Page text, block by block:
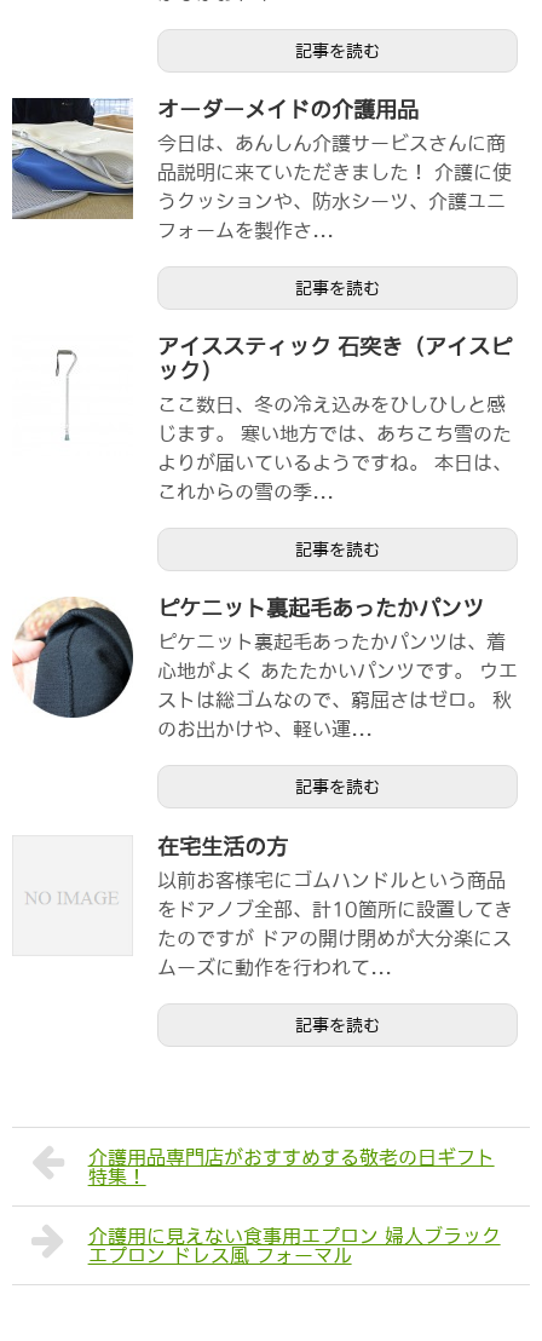
記事を読む
オーダーメイドの介護用品
今日は、あんしん介護サービスさんに商
品説明に来ていただきました！ 介護に使
うクッションや、防水シーツ、介護ユニ
フォームを製作さ...
記事を読む
アイススティック 石突き（アイスピ
ック）
ここ数日、冬の冷え込みをひしひしと感
じます。 寒い地方では、あちこち雪のた
よりが届いているようですね。 本日は、
これからの雪の季...
記事を読む
ピケニット裏起毛あったかパンツ
ピケニット裏起毛あったかパンツは、着
心地がよく あたたかいパンツです。 ウエ
ストは総ゴムなので、窮屈さはゼロ。 秋
のお出かけや、軽い運...
記事を読む
在宅生活の方
以前お客様宅にゴムハンドルという商品
をドアノブ全部、計10箇所に設置してき
たのですが ドアの開け閉めが大分楽にス
ムーズに動作を行われて...
記事を読む
介護用品専門店がおすすめする敬老の日ギフト
特集！
介護用に見えない食事用エプロン 婦人ブラック
エプロン ドレス風 フォーマル